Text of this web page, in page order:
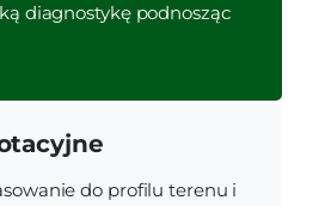
diagnostykę podnosząc
do profilu terenu i